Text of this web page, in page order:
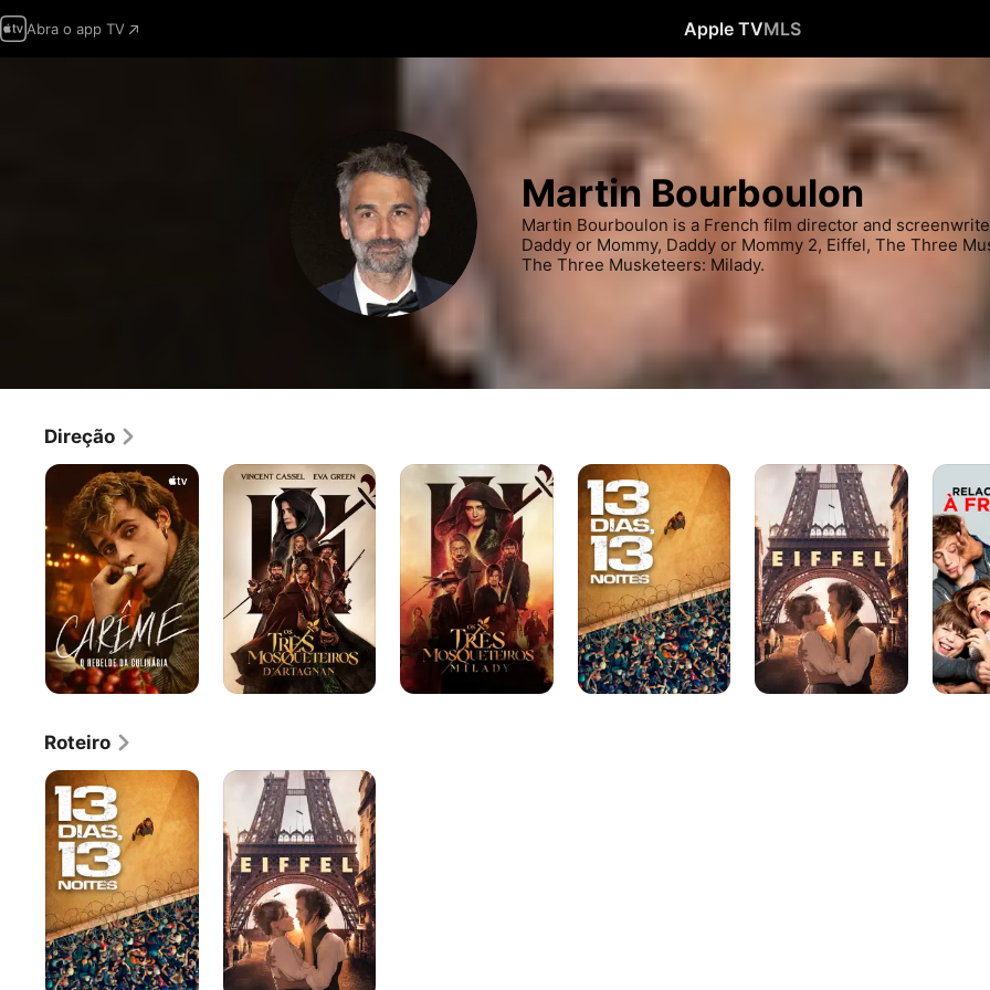
Abra o app TV Apple TVMLS
Martin Bourboulon
Martin Bourboulon is a French film director and
Daddy or Mommy, Daddy or Mommy 2, Eiffel, The Three
The Three Musketeers: Milady.
Direção
Carême
Rebelde
da
Culinária
Os
Três
Mosqueteiros:
D’Artagnan
Os
Três
Mosqueteiros:
Milady
13
Dias,
13
Noites
Eiffel
Roteiro
13
Dias,
13
Noites
Eiffel